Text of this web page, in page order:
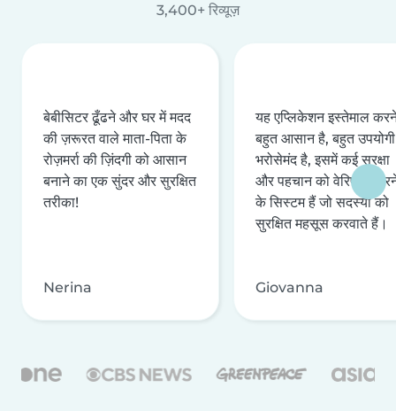
3,400+ रिव्यूज़
बेबीसिटर ढूँढने और घर में मदद
की ज़रूरत वाले माता-पिता के
रोज़मर्रा की ज़िंदगी को आसान
बनाने का एक सुंदर और सुरक्षित
तरीका!
Nerina
यह एप्लिकेशन इस्तेमाल
बहुत आसान है, बहुत
भरोसेमंद है, इसमें कई सुरक्षा
और पहचान को वेरिफ़ाई
के सिस्टम हैं जो सदस्यों को
सुरक्षित महसूस करवाते हैं।
Giovanna